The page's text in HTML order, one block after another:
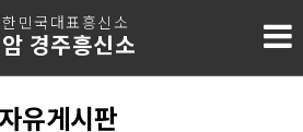
민국대표흥신소
경주흥신소
자유게시판